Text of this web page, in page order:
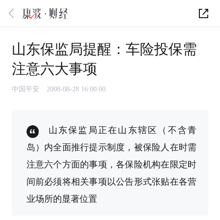
山东保监局提醒：车险投保需
注意六大事项
中国平安 2008-08-28 16:00:00
山东保监局正在山东辖区（不含青
岛）内全面推行提示制度，被保险人在时需
注意六个方面的事项，各保险机构在限定时
间前必须将相关事项以公告形式张贴在各营
业场所的显著位置